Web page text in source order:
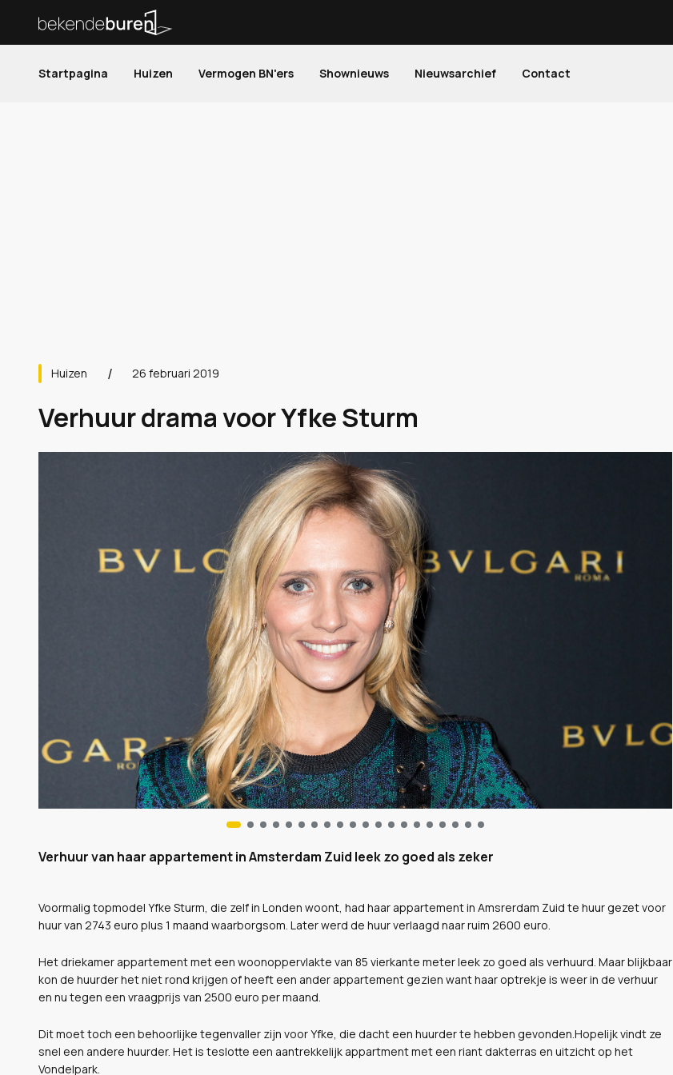
Startpagina Huizen Vermogen BN'ers Shownieuws Nieuwsarchief Contact
Huizen 26 februari 2019
Verhuur drama voor Yfke Sturm
Verhuur van haar appartement in Amsterdam Zuid leek zo goed als zeker
Voormalig topmodel Yfke Sturm, die zelf in Londen woont, had haar appartement in Amsrerdam Zuid te huur gezet voor
huur van 2743 euro plus 1 maand waarborgsom. Later werd de huur verlaagd naar ruim 2600 euro.
Het driekamer appartement met een woonoppervlakte van 85 vierkante meter leek zo goed als verhuurd. Maar blijkbaar
kon de huurder het niet rond krijgen of heeft een ander appartement gezien want haar optrekje is weer in de verhuur
en nu tegen een vraagprijs van 2500 euro per maand.
Dit moet toch een behoorlijke tegenvaller zijn voor Yfke, die dacht een huurder te hebben gevonden.Hopelijk vindt ze
snel een andere huurder. Het is teslotte een aantrekkelijk appartment met een riant dakterras en uitzicht op het
Vondelpark.